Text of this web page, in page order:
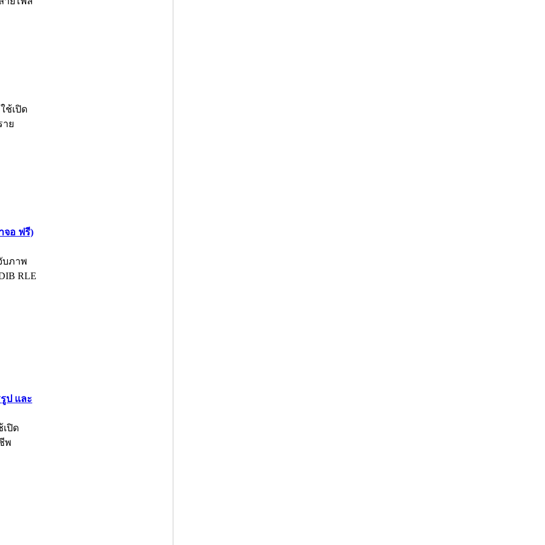
ช้เปิด
าย
จอ ฟรี)
บภาพ
RLE
รูป และ
เปิด
พ